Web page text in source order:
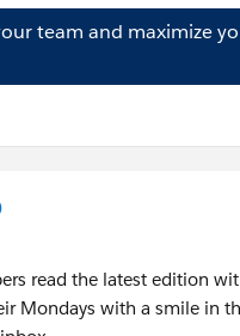
team and maximize
read the latest edition
Mondays with a smile in